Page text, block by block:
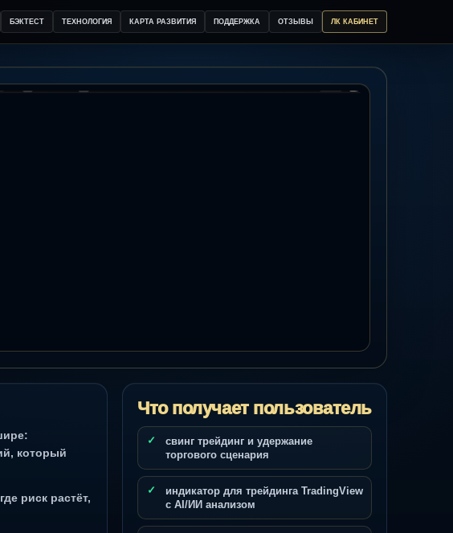
БЭКТЕСТ ТЕХНОЛОГИЯ КАРТА РАЗВИТИЯ ПОДДЕРЖКА ОТЗЫВЫ ЛК КАБИНЕТ
который
риск растёт,
Что получает пользователь
свинг трейдинг и удержание
торгового сценария
индикатор для трейдинга TradingView
с AI/ИИ анализом